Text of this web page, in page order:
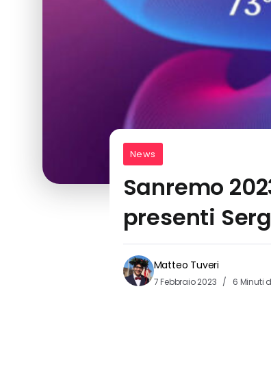
News
Sanremo
presenti
Matteo Tuveri
7 Febbraio 2023 6 Minuti